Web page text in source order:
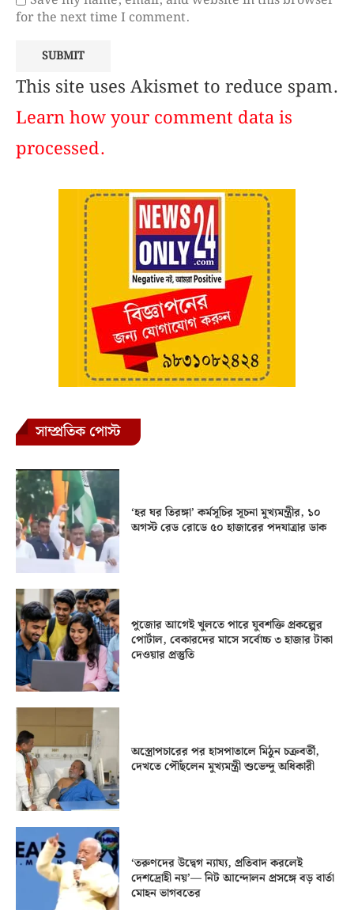
for the next time I comment.
This site uses Akismet to reduce spam.
Learn how your comment data is
processed.
সাম্প্রতিক পোস্ট
‘হর ঘর তিরঙ্গা’ কর্মসূচির সূচনা মুখ্যমন্ত্রীর, ১০
অগস্ট রেড রোডে ৫০ হাজারের পদযাত্রার ডাক
পুজোর আগেই খুলতে পারে যুবশক্তি প্রকল্পের
পোর্টাল, বেকারদের মাসে সর্বোচ্চ ৩ হাজার টাকা
দেওয়ার প্রস্তুতি
অস্ত্রোপচারের পর হাসপাতালে মিঠুন চক্রবর্তী,
দেখতে পৌঁছলেন মুখ্যমন্ত্রী শুভেন্দু অধিকারী
‘তরুণদের উদ্বেগ ন্যায্য, প্রতিবাদ করলেই
দেশদ্রোহী নয়’— নিট আন্দোলন প্রসঙ্গে বড় বার্তা
মোহন ভাগবতের